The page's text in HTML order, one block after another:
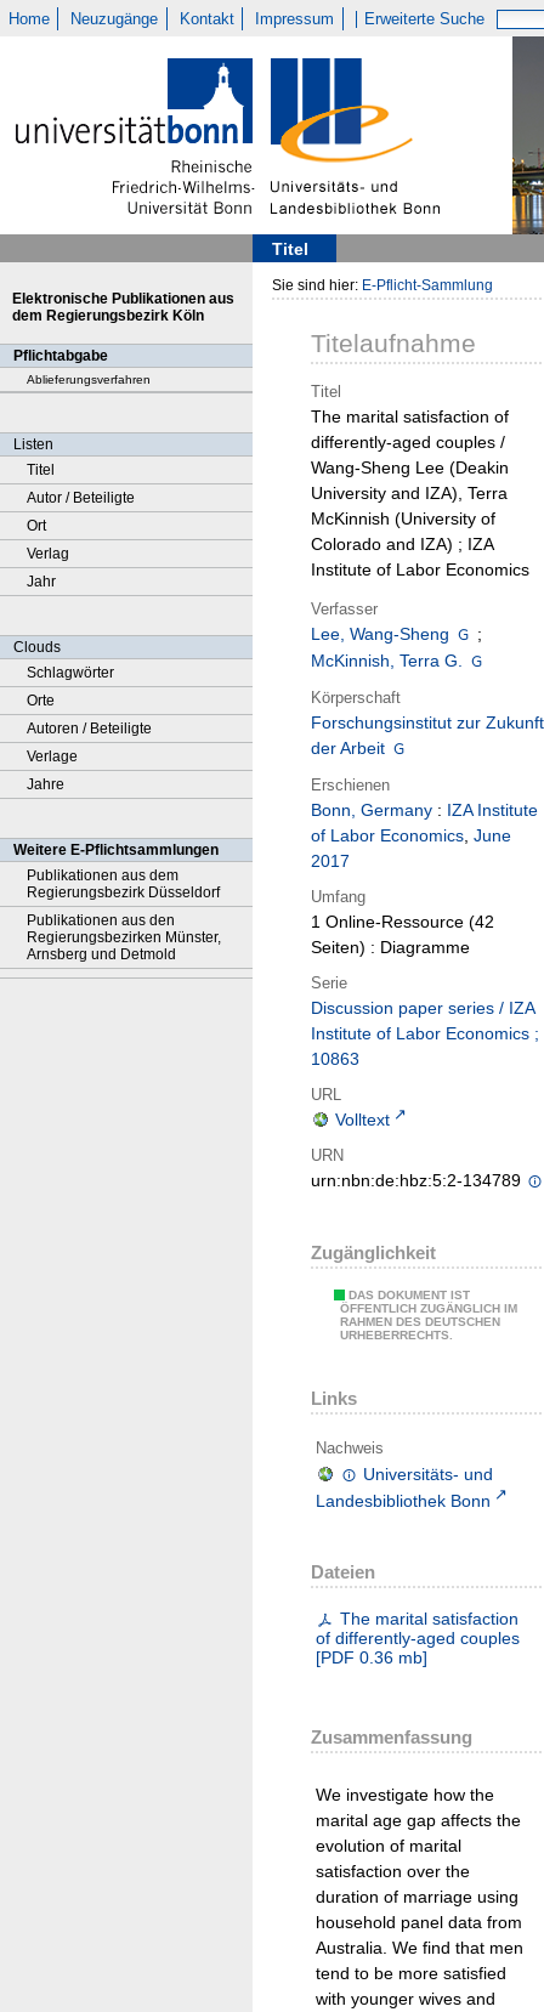
Home Neuzugänge Kontakt Impressum Erweiterte Suche
Titel
Elektronische Publikationen aus
dem Regierungsbezirk Köln
Pflichtabgabe
Ablieferungsverfahren
Listen
Titel
Autor / Beteiligte
Ort
Verlag
Jahr
Clouds
Schlagwörter
Orte
Autoren / Beteiligte
Verlage
Jahre
Weitere E-Pflichtsammlungen
Publikationen aus dem
Regierungsbezirk Düsseldorf
Publikationen aus den
Regierungsbezirken Münster,
Arnsberg und Detmold
Sie sind hier: E-Pflicht-Sammlung
Titelaufnahme
Titel
The marital satisfaction of
differently-aged couples /
Wang-Sheng Lee (Deakin
University and IZA), Terra
McKinnish (University of
Colorado and IZA) ; IZA
Institute of Labor Economics
Verfasser
Lee, Wang-Sheng
;
McKinnish, Terra G.
Körperschaft
Forschungsinstitut zur Zukunft
der Arbeit
Erschienen
Bonn, Germany : IZA Institute
of Labor Economics, June
2017
Umfang
1 Online-Ressource (42
Seiten) : Diagramme
Serie
Discussion paper series / IZA
Institute of Labor Economics ;
10863
URL
Volltext
URN
urn:nbn:de:hbz:5:2-134789
Zugänglichkeit
DAS DOKUMENT IST
ÖFFENTLICH ZUGÄNGLICH IM
RAHMEN DES DEUTSCHEN
URHEBERRECHTS.
Links
Nachweis
Universitäts- und
Landesbibliothek Bonn
Dateien
The marital satisfaction
of differently-aged couples
[PDF 0.36 mb]
Zusammenfassung
We investigate how the
marital age gap affects the
evolution of marital
satisfaction over the
duration of marriage using
household panel data from
Australia. We find that men
tend to be more satisfied
with younger wives and